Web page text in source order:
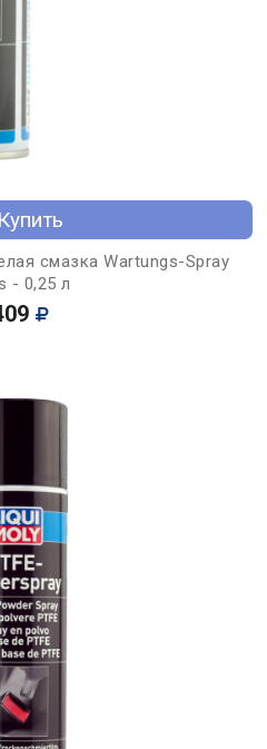
Купить
смазка Wartungs-Spray
- 0,25 л